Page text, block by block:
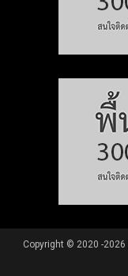
Copyright © 2020 -